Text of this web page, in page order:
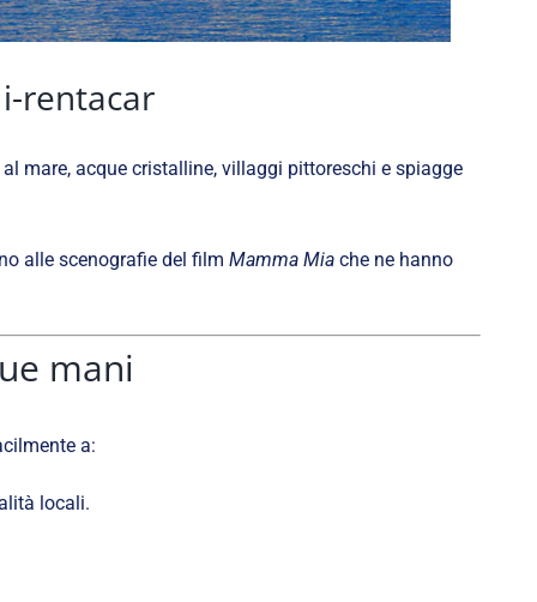
rentacar
mare, acque cristalline, villaggi pittoreschi e spiagge
alle scenografie del film Mamma Miache ne hanno
mani
a:
locali.